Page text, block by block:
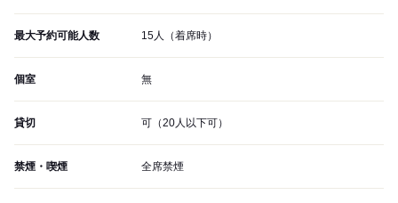
最大予約可能人数 15人（着席時）
個室 無
貸切 可（20人以下可）
禁煙・喫煙 全席禁煙